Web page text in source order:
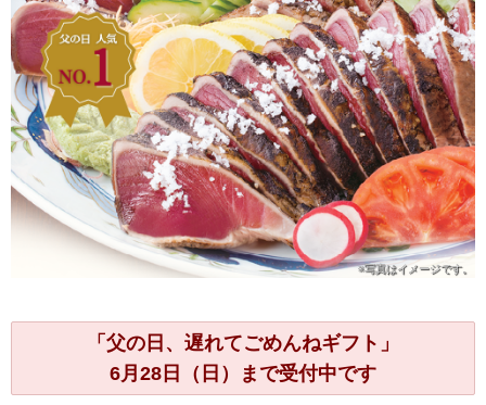
※写真はイメージです。
「父の日、遅れてごめんねギフト」
6月28日（日）まで受付中です